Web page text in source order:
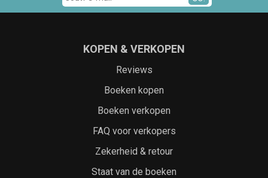
KOPEN & VERKOPEN
Reviews
Boeken kopen
Boeken verkopen
FAQ voor verkopers
Zekerheid & retour
Staat van de boeken